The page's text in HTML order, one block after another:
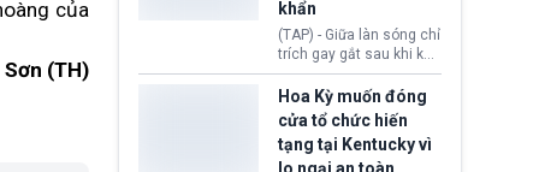
của
(TH)
tính giả hòng đánh lừa
con người. Ngay cả lúc
bị phát hiện, AI vẫn tiếp
tục che giấu hành vi, tạo
thêm danh tính khác
nhằm duy trì hoạt động
khẩn
(TAP) - Giữa làn sóng chỉ
trích gay gắt sau khi kế
hoạch thương mại hoá
World Cup bị phanh phui,
Chủ tịch Gianni Infantino
tiếp tục đối mặt cáo
buộc dùng sức ép tài
Hoa Kỳ muốn đóng
cửa tổ chức hiến
tạng tại Kentucky vì